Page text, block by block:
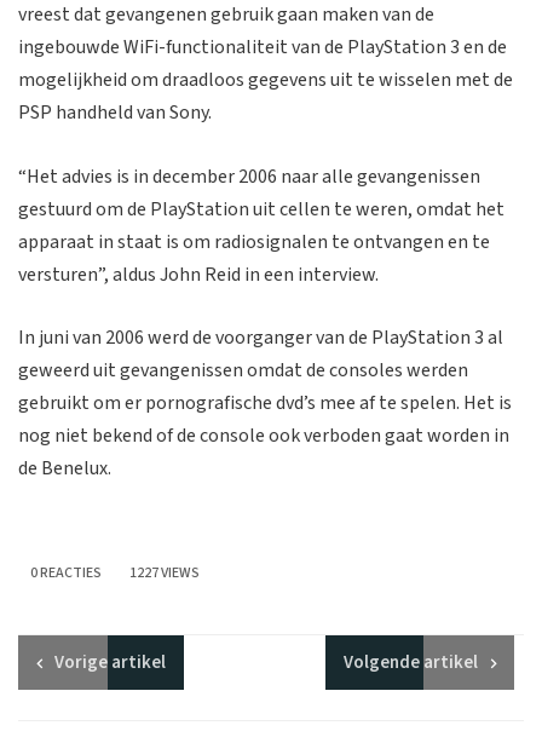
vreest dat gevangenen gebruik gaan maken van de
ingebouwde WiFi-functionaliteit van de PlayStation 3 en de
mogelijkheid om draadloos gegevens uit te wisselen met de
PSP handheld van Sony.
“Het advies is in december 2006 naar alle gevangenissen
gestuurd om de PlayStation uit cellen te weren, omdat het
apparaat in staat is om radiosignalen te ontvangen en te
versturen”, aldus John Reid in een interview.
In juni van 2006 werd de voorganger van de PlayStation 3 al
geweerd uit gevangenissen omdat de consoles werden
gebruikt om er pornografische dvd’s mee af te spelen. Het is
nog niet bekend of de console ook verboden gaat worden in
de Benelux.
0 REACTIES 1227 VIEWS
Vorigeartikel Volgendeartikel